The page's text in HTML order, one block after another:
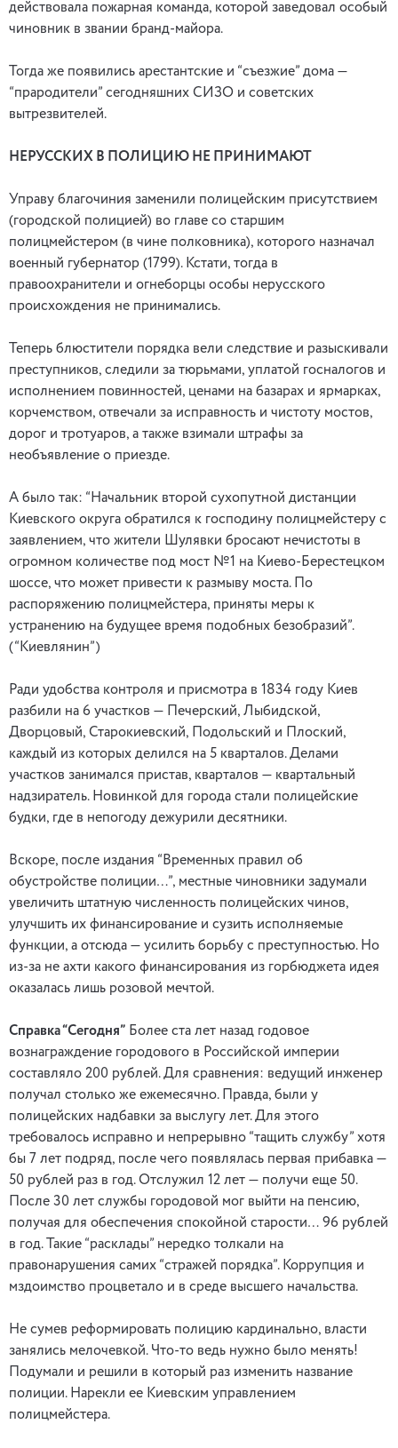
действовала пожарная команда, которой заведовал особый
чиновник в звании бранд-майора.
Тогда же появились арестантские и “съезжие” дома —
“прародители” сегодняшних СИЗО и советских
вытрезвителей.
НЕРУССКИХ В ПОЛИЦИЮ НЕ ПРИНИМАЮТ
Управу благочиния заменили полицейским присутствием
(городской полицией) во главе со старшим
полицмейстером (в чине полковника), которого назначал
военный губернатор (1799). Кстати, тогда в
правоохранители и огнеборцы особы нерусского
происхождения не принимались.
Теперь блюстители порядка вели следствие и разыскивали
преступников, следили за тюрьмами, уплатой госналогов и
исполнением повинностей, ценами на базарах и ярмарках,
корчемством, отвечали за исправность и чистоту мостов,
дорог и тротуаров, а также взимали штрафы за
необъявление о приезде.
А было так: “Начальник второй сухопутной дистанции
Киевского округа обратился к господину полицмейстеру с
заявлением, что жители Шулявки бросают нечистоты в
огромном количестве под мост №1 на Киево-Берестецком
шоссе, что может привести к размыву моста. По
распоряжению полицмейстера, приняты меры к
устранению на будущее время подобных безобразий”.
(“Киевлянин”)
Ради удобства контроля и присмотра в 1834 году Киев
разбили на 6 участков — Печерский, Лыбидской,
Дворцовый, Старокиевский, Подольский и Плоский,
каждый из которых делился на 5 кварталов. Делами
участков занимался пристав, кварталов — квартальный
надзиратель. Новинкой для города стали полицейские
будки, где в непогоду дежурили десятники.
Вскоре, после издания “Временных правил об
обустройстве полиции…”, местные чиновники задумали
увеличить штатную численность полицейских чинов,
улучшить их финансирование и сузить исполняемые
функции, а отсюда — усилить борьбу с преступностью. Но
из-за не ахти какого финансирования из горбюджета идея
оказалась лишь розовой мечтой.
Справка “Сегодня” Более ста лет назад годовое
вознаграждение городового в Российской империи
составляло 200 рублей. Для сравнения: ведущий инженер
получал столько же ежемесячно. Правда, были у
полицейских надбавки за выслугу лет. Для этого
требовалось исправно и непрерывно “тащить службу” хотя
бы 7 лет подряд, после чего появлялась первая прибавка —
50 рублей раз в год. Отслужил 12 лет — получи еще 50.
После 30 лет службы городовой мог выйти на пенсию,
получая для обеспечения спокойной старости… 96 рублей
в год. Такие “расклады” нередко толкали на
правонарушения самих “стражей порядка”. Коррупция и
мздоимство процветало и в среде высшего начальства.
Не сумев реформировать полицию кардинально, власти
занялись мелочевкой. Что-то ведь нужно было менять!
Подумали и решили в который раз изменить название
полиции. Нарекли ее Киевским управлением
полицмейстера.